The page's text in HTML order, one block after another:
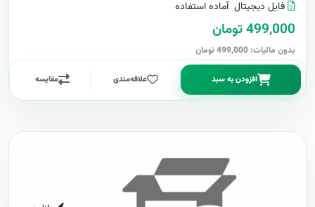
فایل دیجیتال آماده استفاده
499,000 تومان
بدون مالیات: 499,000 تومان
افزودن به سبد علاقه‌مندی مقایسه